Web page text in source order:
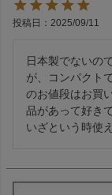
投稿日 2025/09/11
日本製でないの
が、コンパクト
のお値段はお買
品があって好き
いざという時使